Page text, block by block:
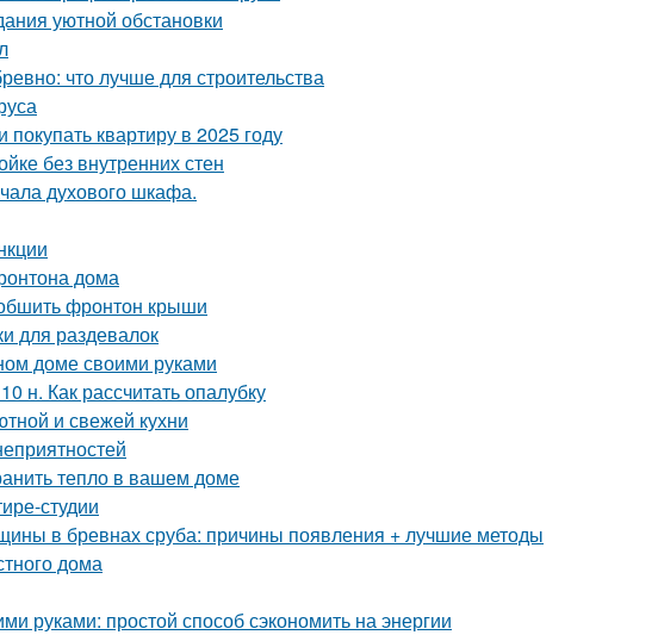
уютной обстановки
что лучше для строительства
квартиру в 2025 году
без внутренних стен
духового шкафа.
дома
фронтон крыши
для раздевалок
доме своими руками
н. Как рассчитать опалубку
и свежей кухни
тепло в вашем доме
студии
в бревнах сруба: причины появления + лучшие методы
дома
руками: простой способ сэкономить на энергии